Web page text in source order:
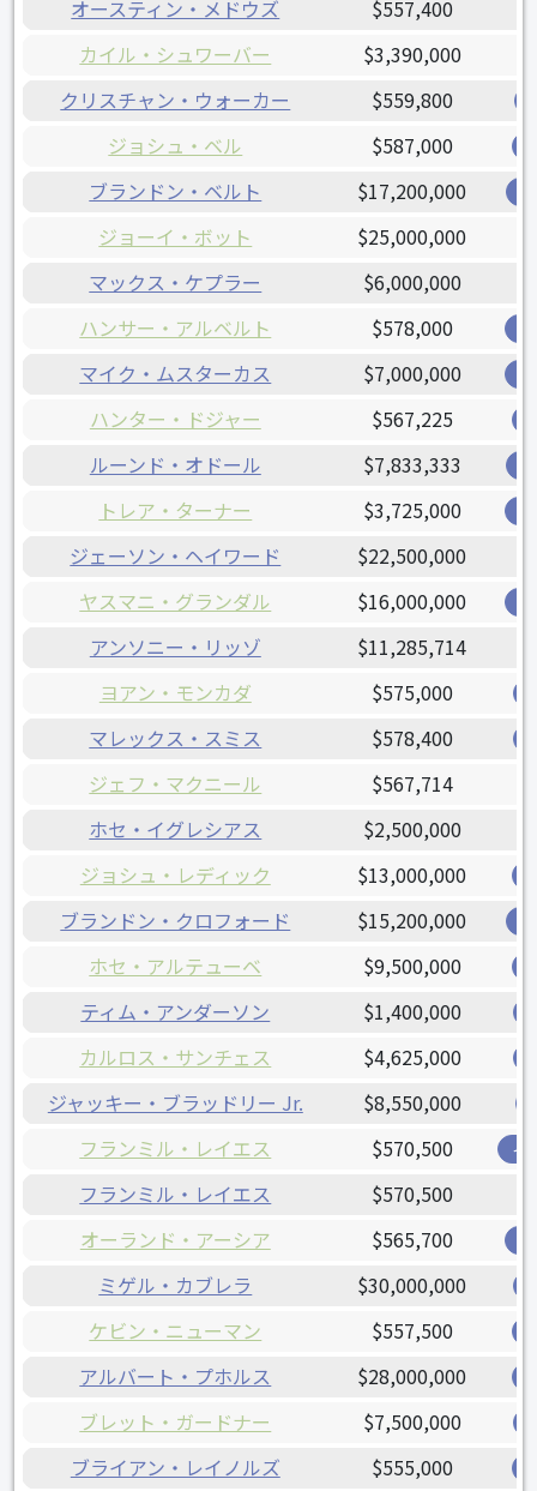
オースティン・メドウズ
$557,400
カイル・シュワーバー
$3,390,000
クリスチャン・ウォーカー
$559,800
ジョシュ・ベル $587,000
ブランドン・ベルト $17,200,000
ジョーイ・ボット
$25,000,000
マックス・ケプラー
$6,000,000
ハンサー・アルベルト $578,000
マイク・ムスターカス $7,000,000
ハンター・ドジャー $567,225
ルーンド・オドール $7,833,333
トレア・ターナー $3,725,000
ジェーソン・ヘイワード
$22,500,000
ヤスマニ・グランダル
$16,000,000
アンソニー・リッゾ
$11,285,714
ヨアン・モンカダ
$575,000
マレックス・スミス $578,400
ジェフ・マクニール
$567,714
ホセ・イグレシアス
$2,500,000
ジョシュ・レディック
$13,000,000
ブランドン・クロフォード $15,200,000
ホセ・アルテューベ $9,500,000
ティム・アンダーソン $1,400,000
カルロス・サンチェス $4,625,000
ジャッキー・ブラッドリー Jr. $8,550,000
フランミル・レイエス $570,500 イ
フランミル・レイエス $570,500
オーランド・アーシア $565,700
ミゲル・カブレラ $30,000,000
ケビン・ニューマン $557,500
アルバート・プホルス $28,000,000
ブレット・ガードナー $7,500,000
ブライアン・レイノルズ $555,000